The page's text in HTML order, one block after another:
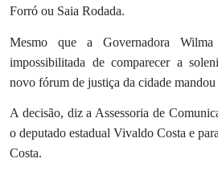
Forró ou Saia Rodada.
Mesmo que a Governadora
impossibilitada de comparecer a
novo fórum de justiça da cidade mandou
A decisão, diz a Assessoria de
o deputado estadual Vivaldo Costa e
Costa.